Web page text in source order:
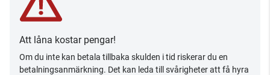
Att låna kostar pengar!
Om du inte kan betala tillbaka skulden i tid riskerar du en
betalningsanmärkning. Det kan leda till svårigheter att få hyra